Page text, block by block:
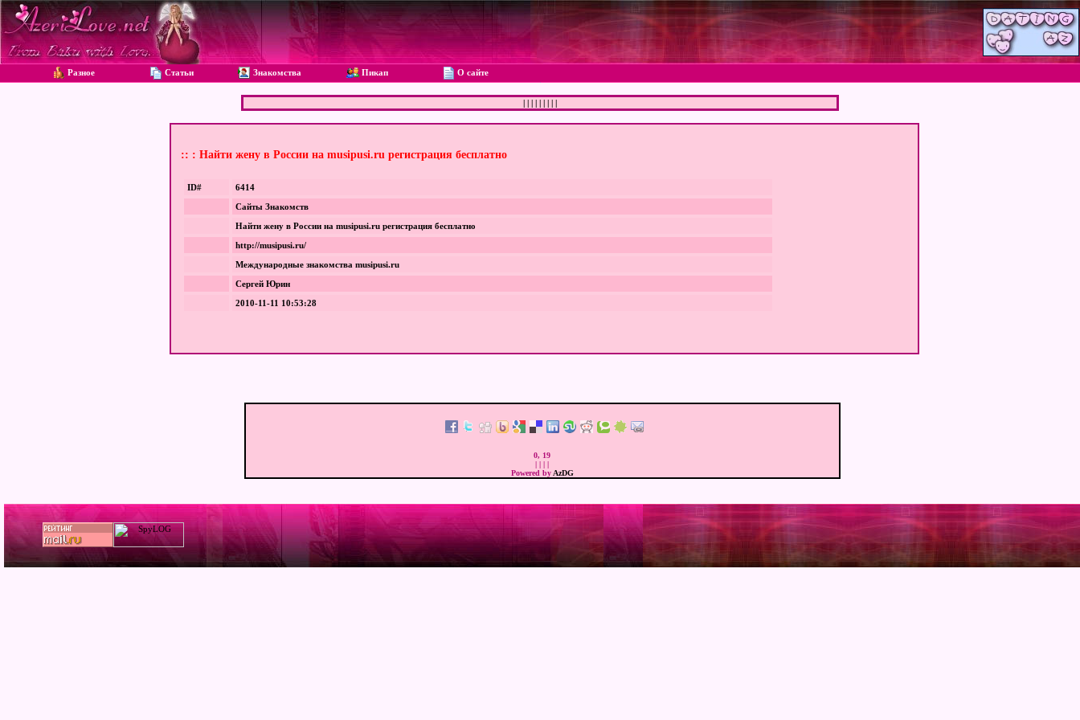
Разное Статьи Знакомства Пикап О сайте
| | | | | | | | |
:: : Найти жену в России на musipusi.ru регистрация бесплатно
ID#
6414
Сайты Знакомств
Найти жену в России на musipusi.ru регистрация бесплатно
http://musipusi.ru/
Международные знакомства musipusi.ru
Сергей Юрин
2010-11-11 10:53:28
0, 19
| | | |
Powered by AzDG